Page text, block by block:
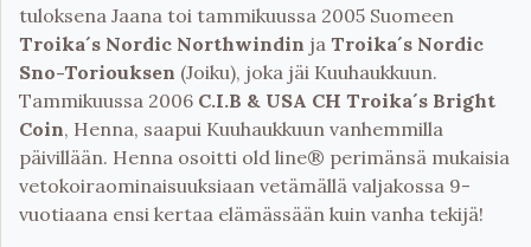
tuloksena Jaana toi tammikuussa 2005 Suomeen
Troika´s Nordic Northwindin ja Troika´s Nordic
Sno-Toriouksen (Joiku), joka jäi Kuuhaukkuun.
Tammikuussa 2006 C.I.B & USA CH Troika´s Bright
Coin, Henna, saapui Kuuhaukkuun vanhemmilla
päivillään. Henna osoitti old line® perimänsä mukaisia
vetokoiraominaisuuksiaan vetämällä valjakossa 9-
vuotiaana ensi kertaa elämässään kuin vanha tekijä!